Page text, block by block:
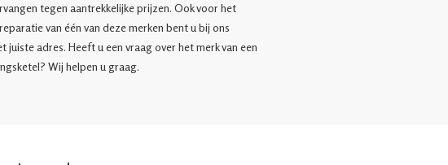
tegen aantrekkelijke prijzen. Ook voor het
van één van deze merken bent u bij ons
juiste adres. Heeft u een vraag over het merk van een
Wij helpen u graag.